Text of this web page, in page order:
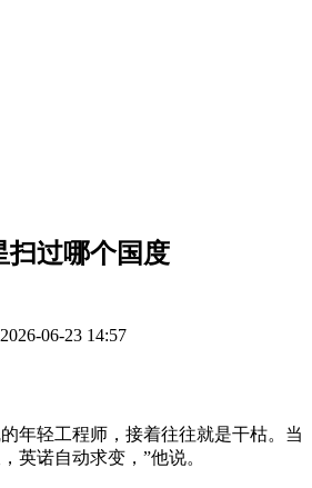
扫过哪个国度
2026-06-23 14:57
轻工程师，接着往往就是干枯。当
英诺自动求变，”他说。